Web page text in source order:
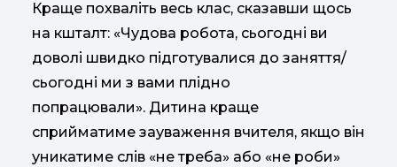
Краще похваліть весь клас, сказавши щось
на кшталт: «Чудова робота, сьогодні ви
доволі швидко підготувалися до заняття/
сьогодні ми з вами плідно
попрацювали». Дитина краще
сприйматиме зауваження вчителя, якщо він
уникатиме слів «не треба» або «не роби»